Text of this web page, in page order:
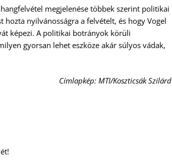
megjelenése többek szerint politikai
nyilvánosságra a felvételt, és hogy Vogel
képezi. A politikai botrányok körüli
gyorsan lehet eszköze akár súlyos vádak,
Címlapkép: MTI/Koszticsák Szilárd